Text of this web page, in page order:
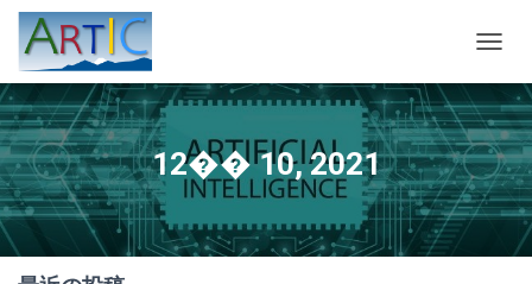
ビ
ゲ
ー
シ
ョ
ン
を
12�� 10, 2021